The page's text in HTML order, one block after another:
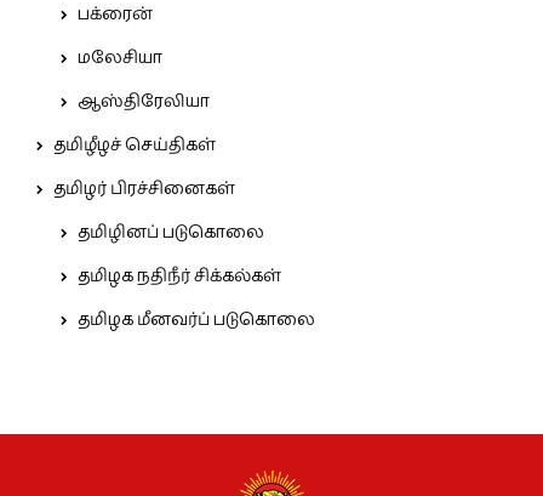
பக்ரைன்
மலேசியா
ஆஸ்திரேலியா
தமிழீழச் செய்திகள்
தமிழர் பிரச்சினைகள்
தமிழினப் படுகொலை
தமிழக நதிநீர் சிக்கல்கள்
தமிழக மீனவர்ப் படுகொலை